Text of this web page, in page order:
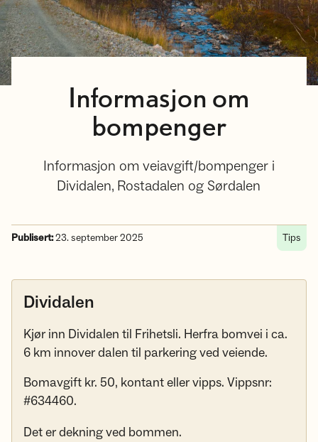
Informasjon om
bompenger
Informasjon om veiavgift/bompenger i
Dividalen, Rostadalen og Sørdalen
Publisert:23. september 2025 Tips
Dividalen
Kjør inn Dividalen til Frihetsli. Herfra bomvei i ca.
6 km innover dalen til parkering ved veiende.
Bomavgift kr. 50, kontant eller vipps. Vippsnr:
#634460.
Det er dekning ved bommen.